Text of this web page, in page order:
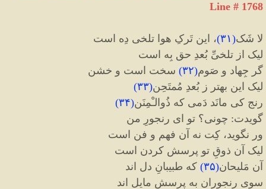
Line # 1768
لا شَک(۳۱)، این تَرکِ هوا تلخی دِه است
لیک از تلخیِّ بُعدِ حق بِه است
گر جِهاد و صَوم(۳۲) سخت است و خشن
لیک این بهتر ز بُعدِ مُمتَحِن(۳۳)
رنج کی مانَد دَمی که ذُوالـْمِنَن(۳۴)
گویدت: چونی؟ تو ای رنجورِ من
ور نگوید، کِت نه آن فهم و فن است
لیک آن ذوقِ تو پرسش کردن است
آن مَلیحان(۳۵) که طبیبانِ دل اند
سوی رنجوران به پرسش مایل اند